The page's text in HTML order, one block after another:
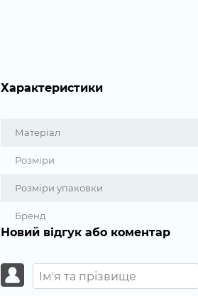
Характеристики
Матеріал
Розміри
Розміри упаковки
Бренд
Новий відгук або коментар